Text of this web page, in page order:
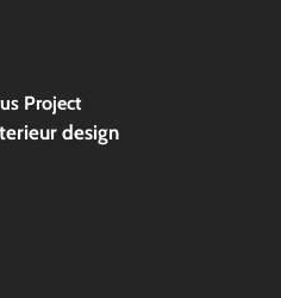
Project
design